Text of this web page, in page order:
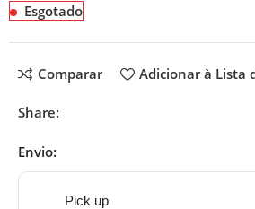
Esgotado
Comparar Adicionar à Lista
Share:
Envio:
Pick up